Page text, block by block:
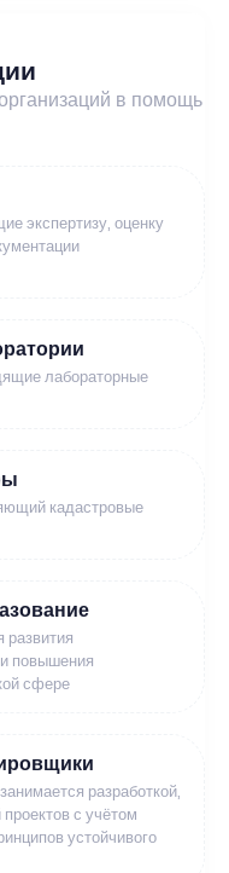
в помощь
экспертизу, оценку
лабораторные
кадастровые
повышения
сфере
разработкой,
с учётом
устойчивого